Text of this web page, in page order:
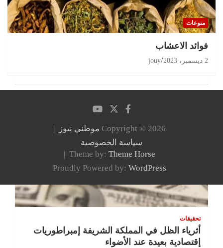
تحقيقات
أثرياء الظل في المملكة الشريفة إمبراطوريات
إقتصادية بعيدة عند الأضواء
منوعات
‏فوائد الاعشاب
2 ديسمبر، 2023 jouy
Copyright © 2026 موطني نيوز
سياسة الخصوصية
Theme by: Theme Horse
Proudly Powered by: WordPress